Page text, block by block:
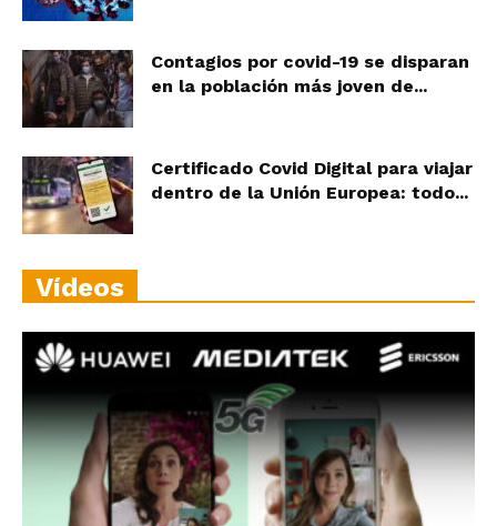
Contagios por covid-19 se disparan
en la población más joven de...
Certificado Covid Digital para viajar
dentro de la Unión Europea: todo...
Vídeos